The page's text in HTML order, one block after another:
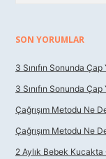
SON YORUMLAR
3 Sınıfın Sonunda Çap
3 Sınıfın Sonunda Çap
Çağrışım Metodu Ne
Çağrışım Metodu Ne
2 Aylık Bebek